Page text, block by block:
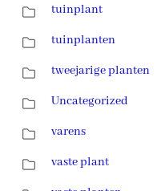
tuinplant
tuinplanten
tweejarige planten
Uncategorized
varens
vaste plant